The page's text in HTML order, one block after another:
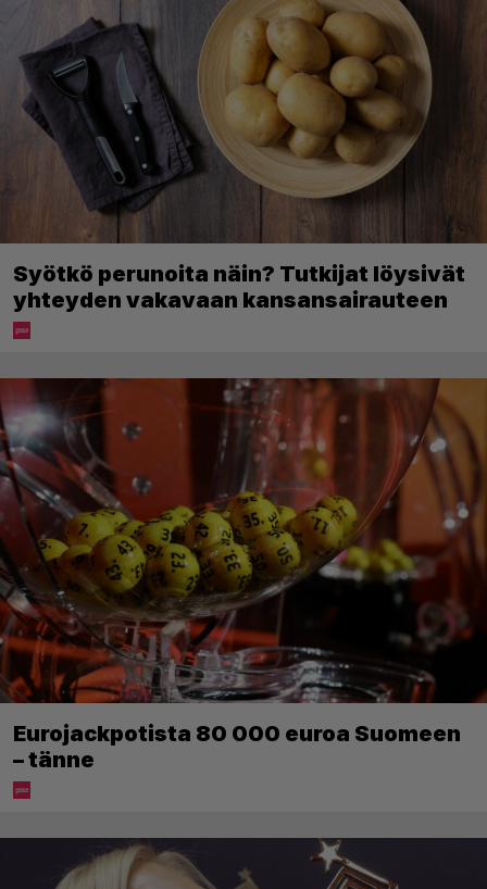
Syötkö perunoita näin? Tutkijat löysivät
yhteyden vakavaan kansansairauteen
Eurojackpotista 80 000 euroa Suomeen
– tänne